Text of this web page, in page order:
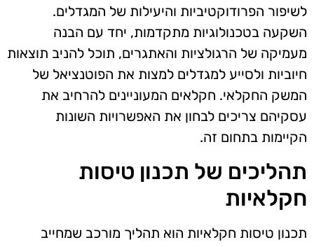
לשיפור הפרודוקטיביות והיעילות של המגדלים.
השקעה בטכנולוגיות מתקדמות, יחד עם הבנה
מעמיקה של הרגולציות והאתגרים, תוכל להניב תוצאות
חיוביות ולסייע למגדלים למצות את הפוטנציאל של
המשק החקלאי. חקלאים המעוניינים להרחיב את
עסקיהם צריכים לבחון את האפשרויות השונות
הקיימות בתחום זה.
תהליכים של תכנון טיסות
חקלאיות
תכנון טיסות חקלאיות הוא תהליך מורכב שמחייב